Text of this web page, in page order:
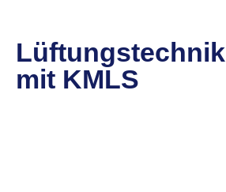
Lüftungstechnik
mit KMLS